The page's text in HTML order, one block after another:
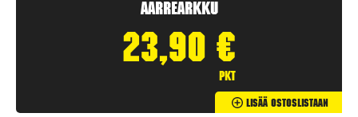
Aarrearkku
23,90 €
pkt
Lisää Ostoslistaan